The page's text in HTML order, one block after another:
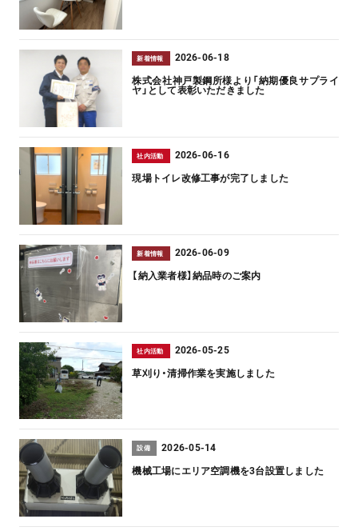
新着情報 2026-06-18
株式会社神戸製鋼所様より「納期優良サプライ
ヤ」として表彰いただきました
社内活動 2026-06-16
現場トイレ改修工事が完了しました
新着情報 2026-06-09
【納入業者様】納品時のご案内
社内活動 2026-05-25
草刈り・清掃作業を実施しました
設備 2026-05-14
機械工場にエリア空調機を3台設置しました